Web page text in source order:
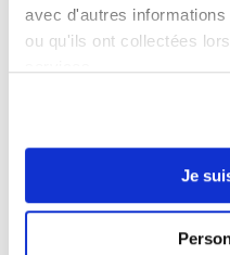
avec d'autres
ou qu'ils ont collectées
Je
laphotoprod@gmail.com
Tel: 0609853333
de 9h à 19h
Disponibilités horaires en
24/24 7j/7j